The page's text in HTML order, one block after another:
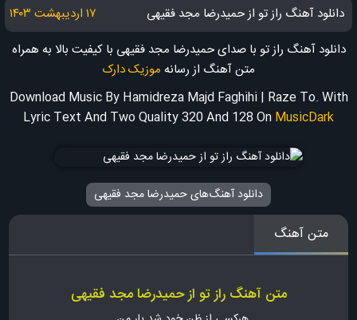
دانلود آهنگ راز تو از حمیدرضا مجد فقیهی
۱۷ اردیبهشت ۱۴۰۳
دانلود آهنگ راز تو با صدای حمیدرضا مجد فقیهی با کیفیت بالا به همراه
متن آهنگ از رسانه موزیک دارک
Download Music By Hamidreza Majd Faghihi | Raze To. With
Lyric Text And Two Quality 320 And 128 On MusicDark
دانلود آهنگ‌های حمیدرضا مجد فقیهی
متن آهنگ
متن آهنگ راز تو از حمیدرضا مجد فقیهی